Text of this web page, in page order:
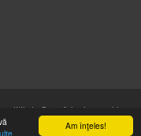
Am înţeles!
|
Cum folosim cookie-